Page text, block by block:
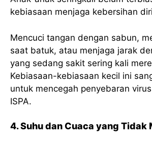
kebiasaan menjaga kebersihan
Mencuci tangan dengan sabun,
saat batuk, atau menjaga jarak
yang sedang sakit sering kali
Kebiasaan-kebiasaan kecil ini
untuk mencegah penyebaran
ISPA.
4. Suhu dan Cuaca yang Tidak